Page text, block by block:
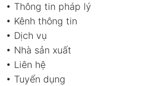
• Thông tin pháp lý
• Kênh thông tin
• Dịch vụ
• Nhà sản xuất
• Liên hệ
• Tuyển dụng